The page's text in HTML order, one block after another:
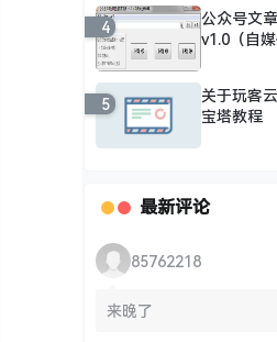
4
公众号文
v1.0（自媒
5
关于玩客
宝塔教程
最新评论
85762218
来晚了